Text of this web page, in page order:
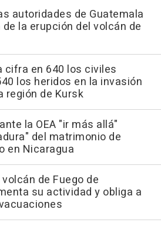
autoridades de Guatemala
la erupción del volcán de
cifra en 640 los civiles
los heridos en la invasión
región de Kursk
la OEA "ir más allá"
del matrimonio de
en Nicaragua
de Fuego de
su actividad y obliga a